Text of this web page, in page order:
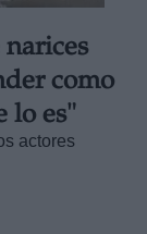
como
lo es"
actores